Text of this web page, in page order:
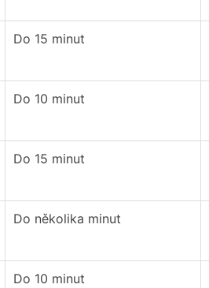
Do 15 minut
Do 10 minut
Do 15 minut
Do několika minut
Do 10 minut